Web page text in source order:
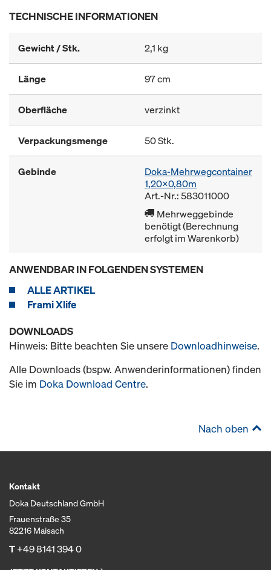
TECHNISCHE INFORMATIONEN
Gewicht / Stk. 2,1 kg
Länge 97 cm
Oberfläche verzinkt
Verpackungsmenge 50 Stk.
Gebinde
Doka-Mehrwegcontainer
1,20x0,80m
Art.-Nr.: 583011000
Mehrweggebinde
benötigt (Berechnung
erfolgt im Warenkorb)
ANWENDBAR IN FOLGENDEN SYSTEMEN
ALLE ARTIKEL
Frami Xlife
DOWNLOADS
Hinweis: Bitte beachten Sie unsere Downloadhinweise.
Alle Downloads (bspw. Anwenderinformationen) finden
Sie im Doka Download Centre.
Nach oben
Kontakt
Doka Deutschland GmbH
Frauenstraße 35
82216 Maisach
T+49 8141 394 0